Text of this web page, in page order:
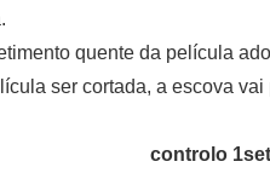
quente da película
ser cortada, a escova
de controlo 1set